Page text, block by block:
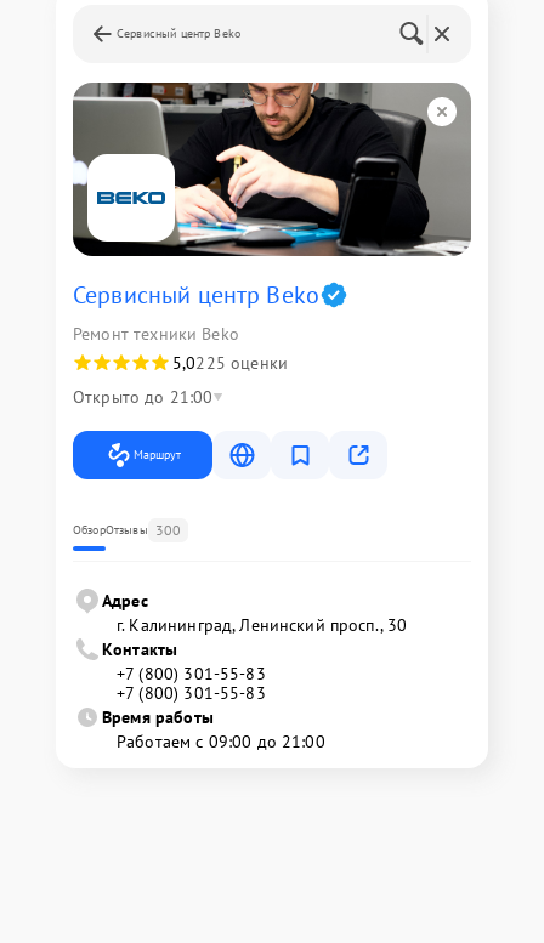
Сервисный центр Beko
Сервисный центр Beko
Ремонт техники Beko
5,0225 оценки
Открыто до 21:00
Маршрут
ОбзорОтзывы 300
Адрес
г. Калининград, Ленинский просп., 30
Контакты
+7 (800) 301-55-83
+7 (800) 301-55-83
Время работы
Работаем с 09:00 до 21:00